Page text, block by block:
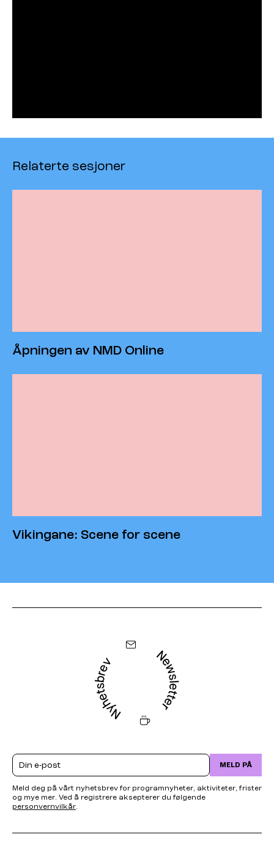
Relaterte sesjoner
Åpningen av NMD Online
Vikingane: Scene for scene
Email MELD PÅ
Meld deg på vårt nyhetsbrev for programnyheter, aktiviteter, frister
og mye mer. Ved å registrere aksepterer du følgende
personvernvilkår.